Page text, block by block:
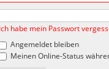
Ich habe mein Passwort
Angemeldet bleiben
Meinen Online-Status